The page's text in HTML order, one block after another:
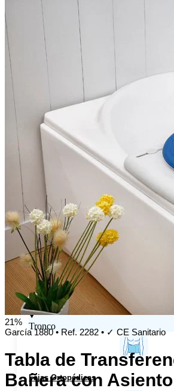
Rodilleras para Condromalacia Rotuliana
Rodilleras para Correr
Rodilleras para Osgood-Schlatter
Rodilleras para Inestabilidad de Rodilla
Rodilleras para Ligamentos Laterales
Rodilleras para Luxación de Rodilla
Rodilleras para Menisco
Rodilleras para Tendinitis Rotuliana
Rodilleras para Traumatismos
Rodilleras Post Operatorias
Botas Ortopédicas
Botas para Fascitis Plantar
Botas para Fractura de Quinto
Tobilleras Ortopédicas
Tobilleras con Refuerzos Laterales
Tobilleras Deportivas
Tobilleras Estabilizadoras
Tobilleras para Esguinces
Tobilleras para Fracturas
Tobilleras para Tendinitis
Tronco
Fajas Ortopédicas
21%
García 1880 • Ref. 2282 • ✓ CE Sanitario
Tabla de
Bañera con